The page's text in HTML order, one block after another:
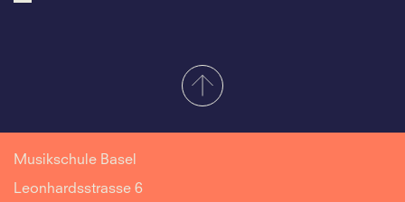
Musikschule Basel
Leonhardsstrasse 6